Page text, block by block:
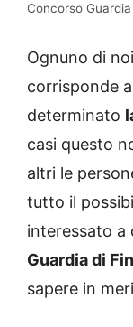
Concorso
Ognuno di
corrisponde
determinato
casi questo
altri le
tutto il
interessato a
Guardia di
sapere in